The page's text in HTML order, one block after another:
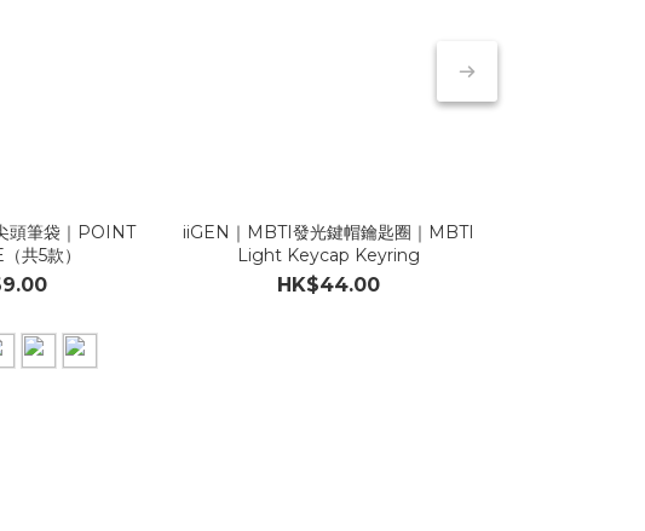
頭筆袋｜POINT
共5款）
iiGEN｜MBTI發光鍵帽鑰匙圈｜MBTI
Light Keycap Keyring
HK$44.00